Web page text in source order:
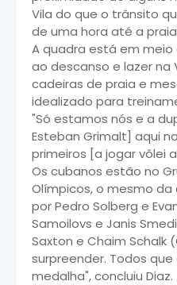
Vila do que o trânsito
de uma hora até a
A quadra está em
ao descanso e lazer na
cadeiras de praia e
idealizado para
"Só estamos nós e a
Esteban Grimalt] aqui
primeiros [a jogar vôlei
Os cubanos estão no
Olímpicos, o mesmo
por Pedro Solberg e
Samoilovs e Janis
Saxton e Chaim Schalk
surpreender. Todos
medalha", concluiu Diaz.